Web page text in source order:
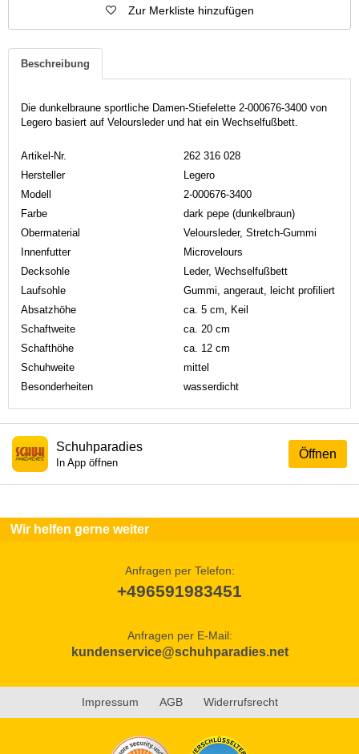
Zur Merkliste hinzufügen
Beschreibung
Die dunkelbraune sportliche Damen-Stiefelette 2-000676-3400 von
Legero basiert auf Veloursleder und hat ein Wechselfußbett.
Artikel-Nr.
262 316 028
Hersteller
Legero
Modell
2-000676-3400
Farbe
dark pepe (dunkelbraun)
Obermaterial
Veloursleder, Stretch-Gummi
Innenfutter
Microvelours
Decksohle
Leder, Wechselfußbett
Laufsohle
Gummi, angeraut, leicht profiliert
Absatzhöhe
ca. 5 cm, Keil
Schaftweite
ca. 20 cm
Schafthöhe
ca. 12 cm
Schuhweite
mittel
Besonderheiten
wasserdicht
Öffnen
Schuhparadies
In App öffnen
Wir helfen gerne weiter
Anfragen per Telefon:
+496591983451
Anfragen per E-Mail:
kundenservice@schuhparadies.net
Impressum AGB Widerrufsrecht